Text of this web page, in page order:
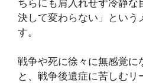
ちらにも肩入れせず冷静な
決して変わらない」という
す。
戦争や死に徐々に無感覚に
と、戦争後遺症に苦しむ